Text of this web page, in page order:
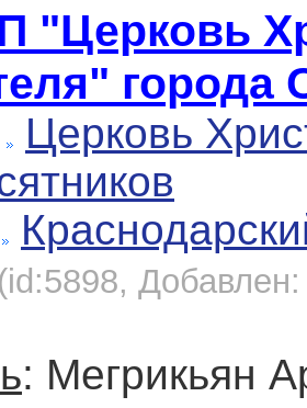
"Церковь
города
Церковь
(id:5898,
: Мегрикьян